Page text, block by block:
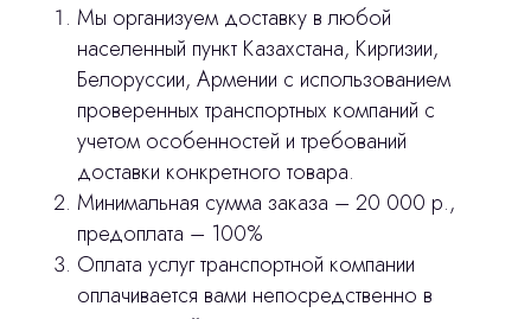
Мы организуем доставку в любой
населенный пункт Казахстана, Киргизии,
Белоруссии, Армении с использованием
проверенных транспортных компаний с
учетом особенностей и требований
доставки конкретного товара.
Минимальная сумма заказа – 20 000 р.,
предоплата – 100%
Оплата услуг транспортной компании
оплачивается вами непосредственно в
сделано
Политика конфиденциальности
stasicus